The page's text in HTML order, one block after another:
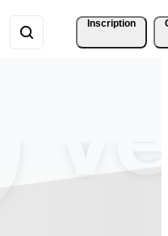
Inscription